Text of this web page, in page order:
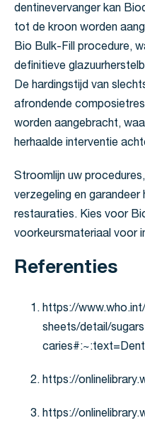
dentinevervanger kan
tot de kroon worden
Bio Bulk-Fill procedure,
definitieve
De hardingstijd van
afrondende
worden aangebracht,
herhaalde interventie
Stroomlijn uw
verzegeling en garandeer
restauraties. Kies voor
voorkeursmateriaal voor
Referenties
https://
sheets/detail/
https://
https://